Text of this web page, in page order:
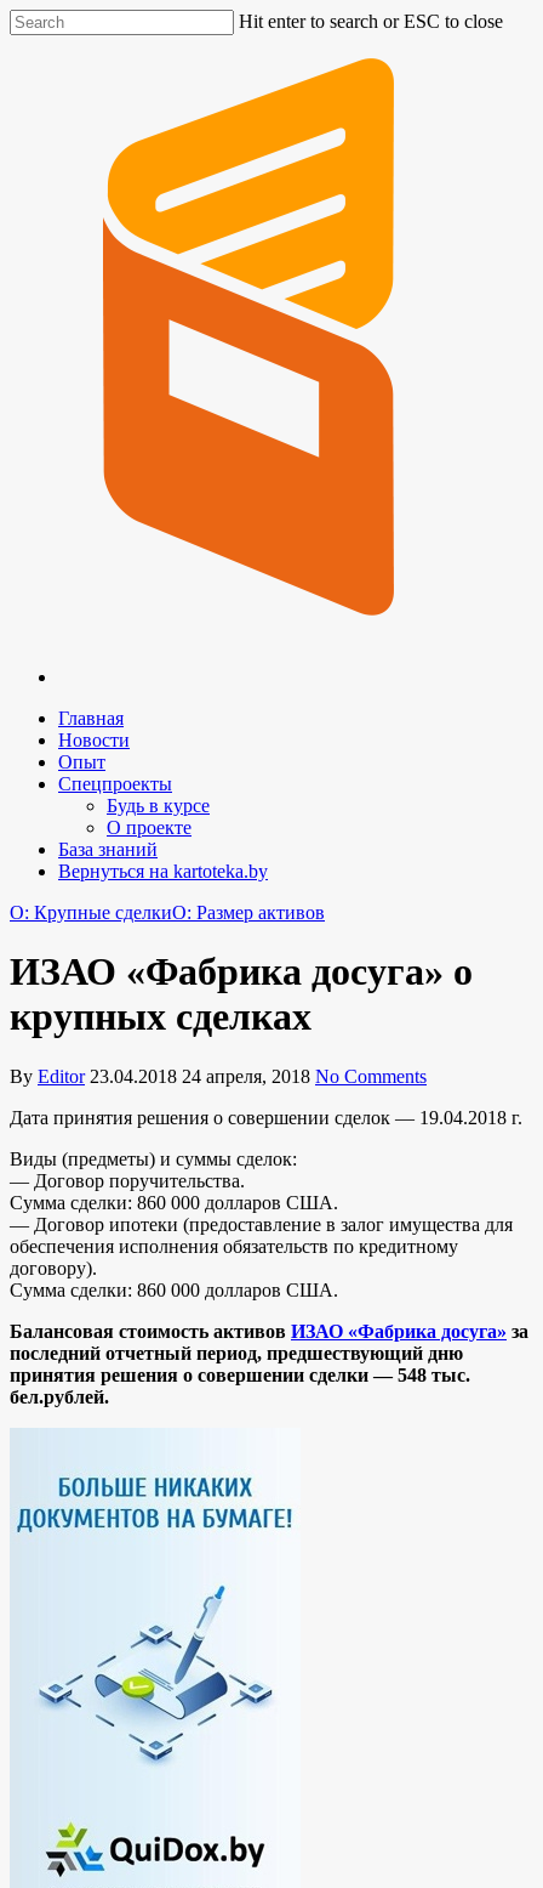
Hit enter to search or ESC to close
Главная
Новости
Опыт
Спецпроекты
Будь в курсе
О проекте
База знаний
Вернуться на kartoteka.by
O: Крупные сделкиO: Размер активов
ИЗАО «Фабрика досуга» о
крупных сделках
By Editor 23.04.2018 24 апреля, 2018 No Comments
Дата принятия решения о совершении сделок — 19.04.2018 г.
Виды (предметы) и суммы сделок:
— Договор поручительства.
Сумма сделки: 860 000 долларов США.
— Договор ипотеки (предоставление в залог имущества для
обеспечения исполнения обязательств по кредитному
договору).
Сумма сделки: 860 000 долларов США.
Балансовая стоимость активов ИЗАО «Фабрика досуга» за
последний отчетный период, предшествующий дню
принятия решения о совершении сделки —548 тыс.
бел.рублей.